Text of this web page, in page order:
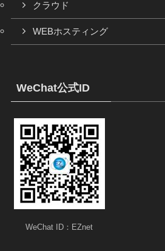
クラウド
WEBホスティング
WeChat公式ID
WeChat ID：EZnet